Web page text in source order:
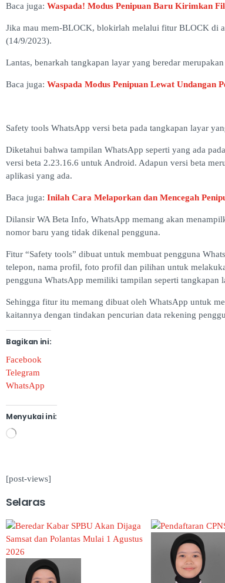
Baca juga: Waspada! Modus Penipuan Baru Kirimkan
Jika mau mem-BLOCK, blokirlah melalui fitur BLOCK di
(14/9/2023).
Lantas, benarkah tangkapan layar yang beredar
Baca juga: Waspada Modus Penipuan Lewat Undangan
Safety tools WhatsApp versi beta pada tangkapan layar
Diketahui bahwa tampilan WhatsApp seperti yang ada
versi beta 2.23.16.6 untuk Android. Adapun versi beta
aplikasi yang ada.
Baca juga: Inilah Cara Melaporkan dan Mencegah
Dilansir WA Beta Info, WhatsApp memang akan
nomor baru yang tidak dikenal pengguna.
Fitur “Safety tools” dibuat untuk membuat pengguna
telepon, nama profil, foto profil dan pilihan untuk
pengguna WhatsApp memiliki tampilan seperti tangkapan
Sehingga fitur itu memang dibuat oleh WhatsApp untuk
kaitannya dengan tindakan pencurian data rekening
Bagikan ini:
Facebook
Telegram
WhatsApp
Menyukai ini:
[post-views]
Selaras